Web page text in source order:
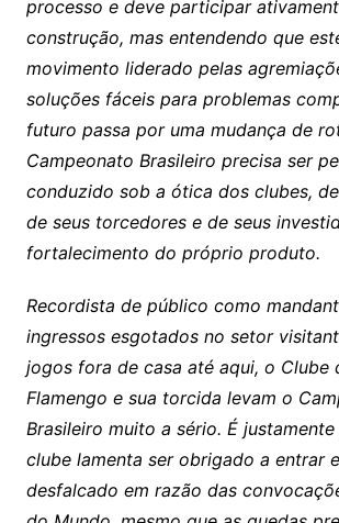
processo e deve participar
construção, mas entendendo que
movimento liderado pelas
soluções fáceis para problemas
futuro passa por uma mudança de
Campeonato Brasileiro precisa ser
conduzido sob a ótica dos clubes,
de seus torcedores e de seus
fortalecimento do próprio produto.
Recordista de público como
ingressos esgotados no setor
jogos fora de casa até aqui, o Clube
Flamengo e sua torcida levam o
Brasileiro muito a sério. É
clube lamenta ser obrigado a entrar
desfalcado em razão das